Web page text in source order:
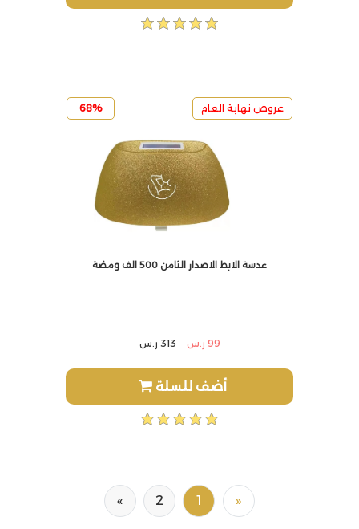
68% عروض نهاية العام
عدسة الابط الاصدار الثامن 500 الف ومضة
99 ر.س 313 ر.س
أضف للسلة
«
Previous
1
2
»
Next